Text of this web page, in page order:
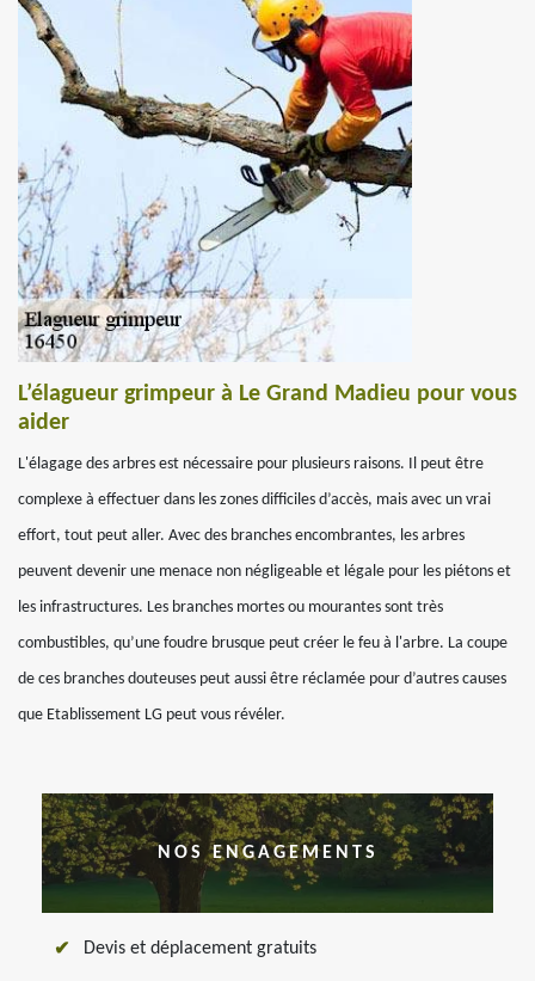
L’élagueur grimpeur à Le Grand Madieu pour vous
aider
L'élagage des arbres est nécessaire pour plusieurs raisons. Il peut être
complexe à effectuer dans les zones difficiles d’accès, mais avec un vrai
effort, tout peut aller. Avec des branches encombrantes, les arbres
peuvent devenir une menace non négligeable et légale pour les piétons et
les infrastructures. Les branches mortes ou mourantes sont très
combustibles, qu’une foudre brusque peut créer le feu à l'arbre. La coupe
de ces branches douteuses peut aussi être réclamée pour d’autres causes
que Etablissement LG peut vous révéler.
NOS ENGAGEMENTS
Devis et déplacement gratuits